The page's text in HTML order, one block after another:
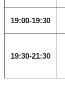
19:00-19:30
19:30-21:30